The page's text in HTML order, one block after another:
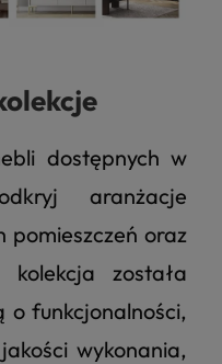
dostępnych w
aranżacje
pomieszczeń oraz
została
o funkcjonalności,
wykonania,